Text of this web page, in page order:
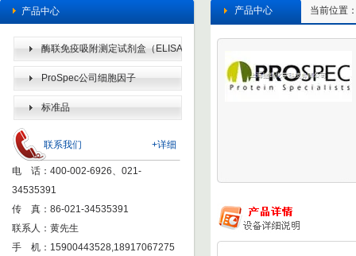
产品中心
酶联免疫吸附测定试剂盒（ELISA
KIT） ProSpec公司细胞因子
标准品
+详细
联系我们
电 话：400-002-6926、021-
34535391
传 真：86-021-34535391
联系人：黄先生
手 机：15900443528,18917067275
当前位置
产品中心